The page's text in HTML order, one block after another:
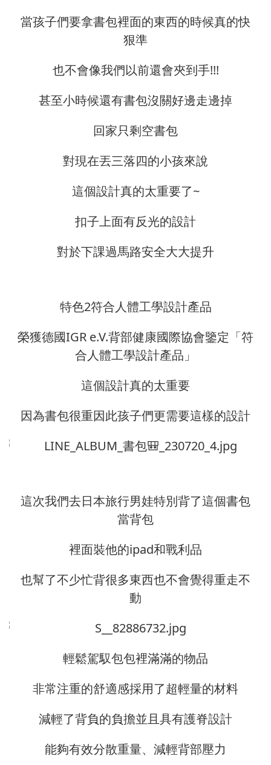
當孩子們要拿書包裡面的東西的時候真的快
狠準
也不會像我們以前還會夾到手!!!
甚至小時候還有書包沒關好邊走邊掉
回家只剩空書包
對現在丟三落四的小孩來說
這個設計真的太重要了~
扣子上面有反光的設計
對於下課過馬路安全大大提升
特色2符合人體工學設計產品
榮獲德國IGR e.V.背部健康國際協會鑒定「符
合人體工學設計產品」
這個設計真的太重要
因為書包很重因此孩子們更需要這樣的設計
這次我們去日本旅行男娃特別背了這個書包
當背包
裡面裝他的ipad和戰利品
也幫了不少忙背很多東西也不會覺得重走不
動
輕鬆駕馭包包裡滿滿的物品
非常注重的舒適感採用了超輕量的材料
減輕了背負的負擔並且具有護脊設計
能夠有效分散重量、減輕背部壓力